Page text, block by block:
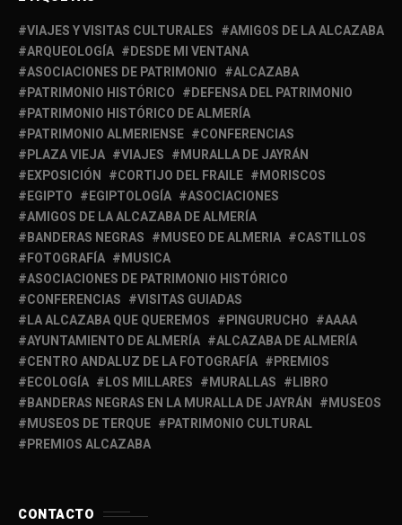
VIAJES Y VISITAS CULTURALES
AMIGOS DE LA ALCAZABA
ARQUEOLOGÍA
DESDE MI VENTANA
ASOCIACIONES DE PATRIMONIO
ALCAZABA
PATRIMONIO HISTÓRICO
DEFENSA DEL PATRIMONIO
PATRIMONIO HISTÓRICO DE ALMERÍA
PATRIMONIO ALMERIENSE
CONFERENCIAS
PLAZA VIEJA
VIAJES
MURALLA DE JAYRÁN
EXPOSICIÓN
CORTIJO DEL FRAILE
MORISCOS
EGIPTO
EGIPTOLOGÍA
ASOCIACIONES
AMIGOS DE LA ALCAZABA DE ALMERÍA
BANDERAS NEGRAS
MUSEO DE ALMERIA
CASTILLOS
FOTOGRAFÍA
MUSICA
ASOCIACIONES DE PATRIMONIO HISTÓRICO
CONFERENCIAS
VISITAS GUIADAS
LA ALCAZABA QUE QUEREMOS
PINGURUCHO
AAAA
AYUNTAMIENTO DE ALMERÍA
ALCAZABA DE ALMERÍA
CENTRO ANDALUZ DE LA FOTOGRAFÍA
PREMIOS
ECOLOGÍA
LOS MILLARES MURALLAS
LIBRO
BANDERAS NEGRAS EN LA MURALLA DE JAYRÁN
MUSEOS
MUSEOS DE TERQUE
PATRIMONIO CULTURAL
PREMIOS ALCAZABA
CONTACTO